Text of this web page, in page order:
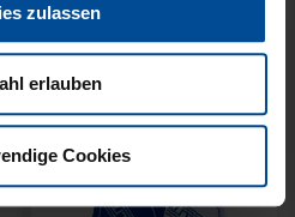
zulassen
erlauben
Cookies